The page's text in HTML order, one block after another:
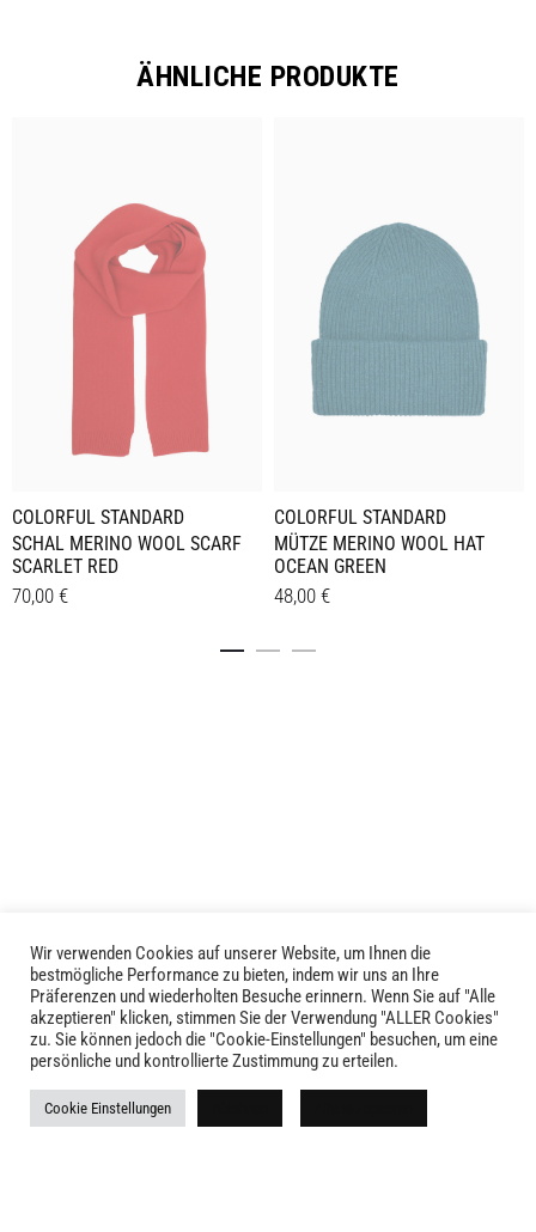
ÄHNLICHE PRODUKTE
COLORFUL STANDARD
SCHAL MERINO WOOL SCARF
SCARLET RED
70,00 €
COLORFUL STANDARD
MÜTZE MERINO WOOL HAT
OCEAN GREEN
48,00 €
LIVID © 2024
Kontakt
Versandkosten
Wir verwenden Cookies auf unserer Website, um Ihnen die
bestmögliche Performance zu bieten, indem wir uns an Ihre
Präferenzen und wiederholten Besuche erinnern. Wenn Sie auf "Alle
akzeptieren" klicken, stimmen Sie der Verwendung "ALLER Cookies"
zu. Sie können jedoch die "Cookie-Einstellungen" besuchen, um eine
persönliche und kontrollierte Zustimmung zu erteilen.
Cookie Einstellungen